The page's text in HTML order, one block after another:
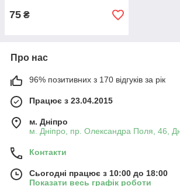
75 ₴
Про нас
96% позитивних з 170 відгуків за рік
Працює з 23.04.2015
м. Дніпро
м. Дніпро, пр. Олександра Поля, 46,
Контакти
Сьогодні працює з 10:00 до 18:00
Показати весь графік роботи